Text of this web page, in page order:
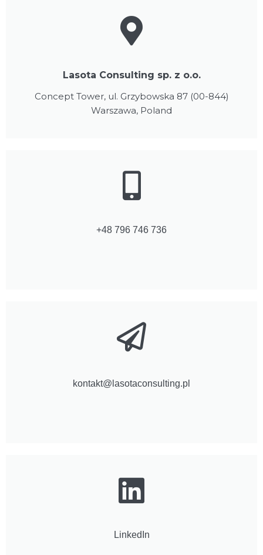
Lasota Consulting sp. z o.o.
Concept Tower, ul. Grzybowska 87 (00-844)
Warszawa, Poland
+48 796 746 736
kontakt@lasotaconsulting.pl
LinkedIn